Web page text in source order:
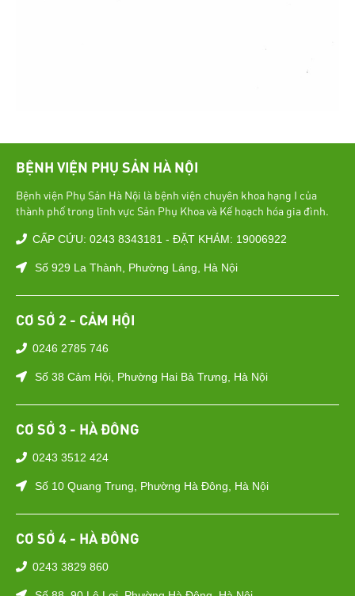
BỆNH VIỆN PHỤ SẢN HÀ NỘI
Bệnh viện Phụ Sản Hà Nội là bệnh viện chuyên khoa hạng I của
thành phố trong lĩnh vực Sản Phụ Khoa và Kế hoạch hóa gia đình.
CẤP CỨU: 0243 8343181 - ĐẶT KHÁM: 19006922
Số 929 La Thành, Phường Láng, Hà Nội
CƠ SỞ 2 - CẢM HỘI
0246 2785 746
Số 38 Cảm Hội, Phường Hai Bà Trưng, Hà Nội
CƠ SỞ 3 - HÀ ĐÔNG
0243 3512 424
Số 10 Quang Trung, Phường Hà Đông, Hà Nội
CƠ SỞ 4 - HÀ ĐÔNG
0243 3829 860